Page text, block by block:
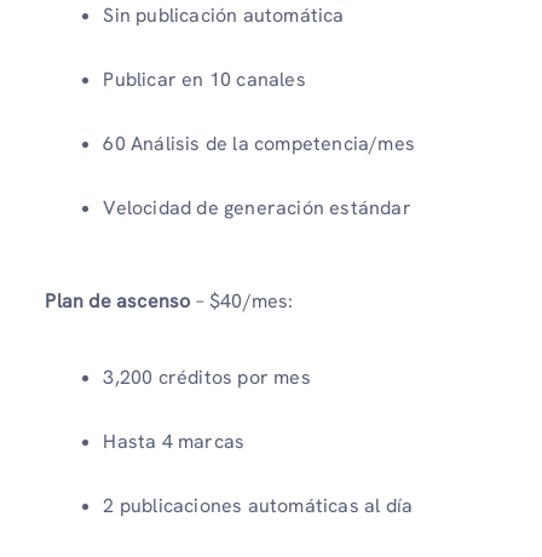
Sin publicación automática
Publicar en 10 canales
60 Análisis de la competencia/mes
Velocidad de generación estándar
Plan de ascenso – $40/mes:
3,200 créditos por mes
Hasta 4 marcas
2 publicaciones automáticas al día